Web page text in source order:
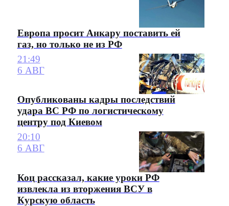
Европа просит Анкару поставить ей
газ, но только не из РФ
21:49
6 АВГ
Опубликованы кадры последствий
удара ВС РФ по логистическому
центру под Киевом
20:10
6 АВГ
Коц рассказал, какие уроки РФ
извлекла из вторжения ВСУ в
Курскую область